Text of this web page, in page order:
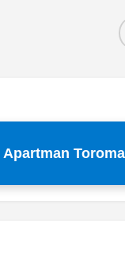
Apartman